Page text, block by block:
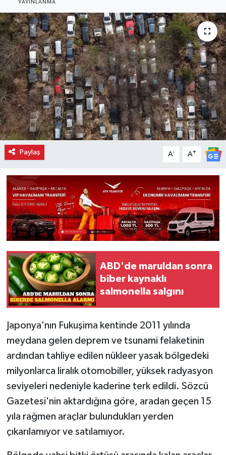
YAYINLANMA
Paylaş A- A+
ABD'de maruldan sonra
biber kaynaklı
salmonella salgını
Japonya'nın Fukuşima kentinde 2011 yılında
meydana gelen deprem ve tsunami felaketinin
ardından tahliye edilen nükleer yasak bölgedeki
milyonlarca liralık otomobiller, yüksek radyasyon
seviyeleri nedeniyle kaderine terk edildi. Sözcü
Gazetesi'nin aktardığına göre, aradan geçen 15
yıla rağmen araçlar bulundukları yerden
çıkarılamıyor ve satılamıyor.